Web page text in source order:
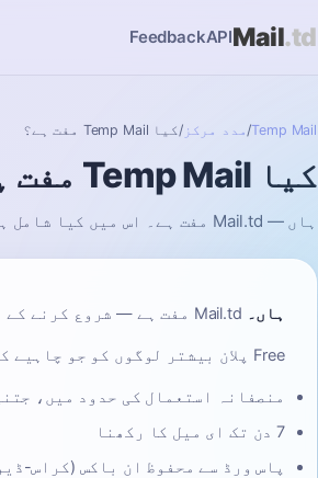
Mail.td
API
Feedback
Temp Mail
/مدد مرکز/کیا Temp Mail مفت ہے؟
کیا Temp Mail مفت ہے؟
ہاں — Mail.td مفت ہے۔ اس میں کیا شامل ہے اور کب Pro معنی رکھتا ہے۔
ہاں۔
Free پلان بیشتر لوگوں کو جو چاہیے کور کرتا ہے:
منصفانہ استعمال کی حدود میں،
7 دن تک ای میل کا رکھنا
پاس ورڈ سے محفوظ ان باکس (کراس-